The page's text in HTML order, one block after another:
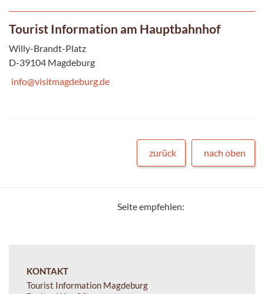
Tourist Information am Hauptbahnhof
Willy-Brandt-Platz
D-39104 Magdeburg
info@visitmagdeburg.de
zurück nach oben
Seite empfehlen:
KONTAKT
Tourist Information Magdeburg